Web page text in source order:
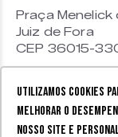
Utilizamos cookies
melhorar o
nosso site e
Praça
Juiz de Fora
CEP 36015-